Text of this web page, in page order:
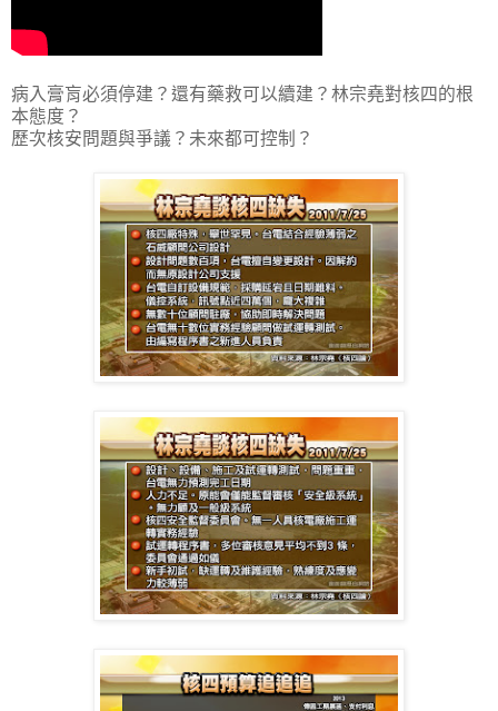
病入膏肓必須停建？還有藥救可以續建？林宗堯對核四的根
本態度？
歷次核安問題與爭議？未來都可控制？